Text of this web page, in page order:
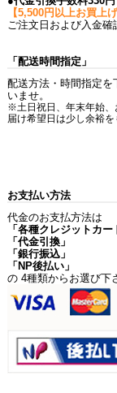
【5,500円以上お買上
ご注文日および入金確
「配送時間指定」
配送方法・時間指定を
いませ。
※土日祝日、年末年始、
届け希望日は少し余裕を
お支払い方法
代金のお支払方法は
「各種クレジットカー
「代金引換」
「銀行振込」
「NP後払い」
の 4種類からお選び下